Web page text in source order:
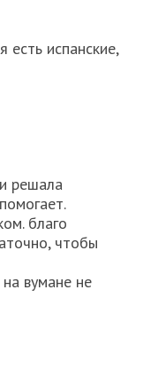
есть испанские,
решала
благо
чтобы
вумане не